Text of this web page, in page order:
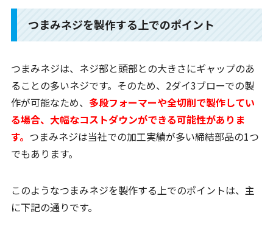
つまみネジを製作する上でのポイント
つまみネジは、ネジ部と頭部との大きさにギャップのあ
ることの多いネジです。そのため、2ダイ3ブローでの製
作が可能なため、 多段フォーマーや全切削で製作してい
る場合、大幅なコストダウンができる可能性がありま
す。 つまみネジは当社での加工実績が多い締結部品の1つ
でもあります。
このようなつまみネジを製作する上でのポイントは、主
に下記の通りです。